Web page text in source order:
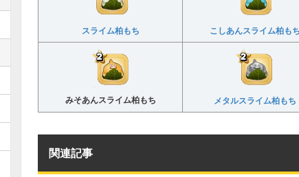
スライム柏もち こしあんスライム柏も
みそあんスライム柏もち メタルスライム柏もち
関連記事